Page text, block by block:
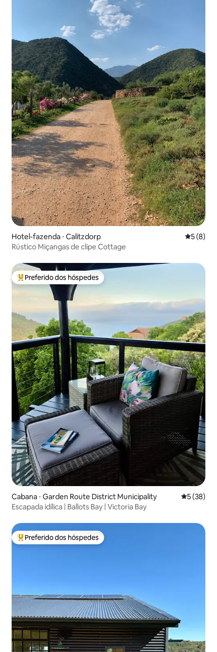
Hotel-fazenda ⋅ Calitzdorp 5 de
5 (8)
Rústico Miçangas de clipe Cottage
Entre os melhores preferidos dos hóspedes
Preferido dos hóspedes
Cabana ⋅ Garden Route District Municipality 5 de uma
5 (38)
Escapada idílica | Ballots Bay | Victoria Bay
Entre os melhores preferidos dos hóspedes
Preferido dos hóspedes